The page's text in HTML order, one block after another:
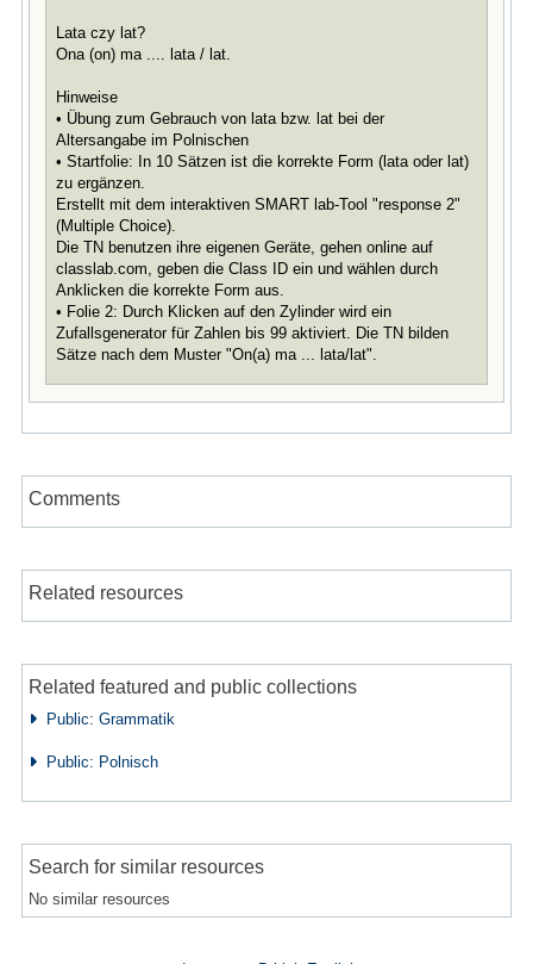
Lata czy lat?
Ona (on) ma .... lata / lat.
Hinweise
• Übung zum Gebrauch von lata bzw. lat bei der
Altersangabe im Polnischen
• Startfolie: In 10 Sätzen ist die korrekte Form (lata oder lat)
zu ergänzen.
Erstellt mit dem interaktiven SMART lab‐Tool "response 2"
(Multiple Choice).
Die TN benutzen ihre eigenen Geräte, gehen online auf
classlab.com, geben die Class ID ein und wählen durch
Anklicken die korrekte Form aus.
• Folie 2: Durch Klicken auf den Zylinder wird ein
Zufallsgenerator für Zahlen bis 99 aktiviert. Die TN bilden
Sätze nach dem Muster "On(a) ma ... lata/lat".
Comments
Related resources
Related featured and public collections
Public: Grammatik
Public: Polnisch
Search for similar resources
No similar resources